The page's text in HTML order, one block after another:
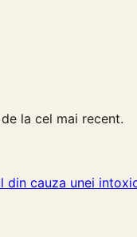
la cel mai recent.
din cauza unei